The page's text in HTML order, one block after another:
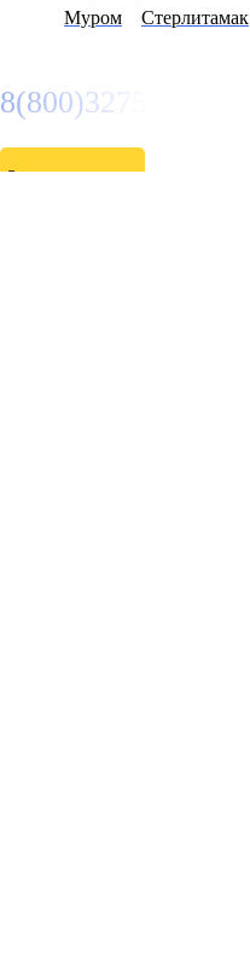
Муром
Стерлитамак
8(800)3275280
Заказать звонок